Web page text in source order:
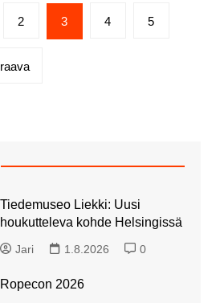
2 3 4 5
Tiedemuseo Liekki: Uusi
houkutteleva kohde Helsingissä
Jari 1.8.2026 0
Ropecon 2026